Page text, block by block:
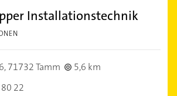
Installationstechnik
71732 Tamm
5,6 km
22